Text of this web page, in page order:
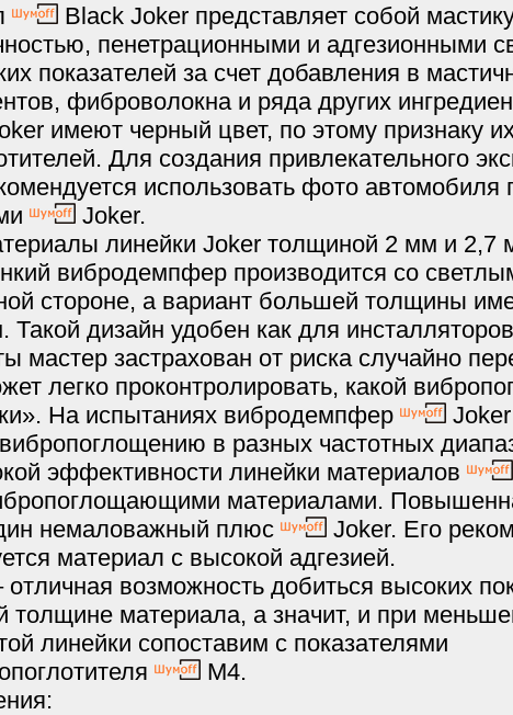
Black Joker представляет собой
пенетрационными и адгезионными
показателей за счет добавления в
фиброволокна и ряда других
имеют черный цвет, по этому признаку
Для создания привлекательного
использовать фото автомобиля
Joker.
линейки Joker толщиной 2 мм и 2,7
вибродемпфер производится со
стороне, а вариант большей толщины
дизайн удобен как для
мастер застрахован от риска случайно
легко проконтролировать, какой
На испытаниях вибродемпфер
Joker
в разных частотных
эффективности линейки материалов
материалами.
немаловажный плюс
Joker. Его
материал с высокой адгезией.
возможность добиться высоких
материала, а значит, и при
линейки сопоставим с показателями
М4.